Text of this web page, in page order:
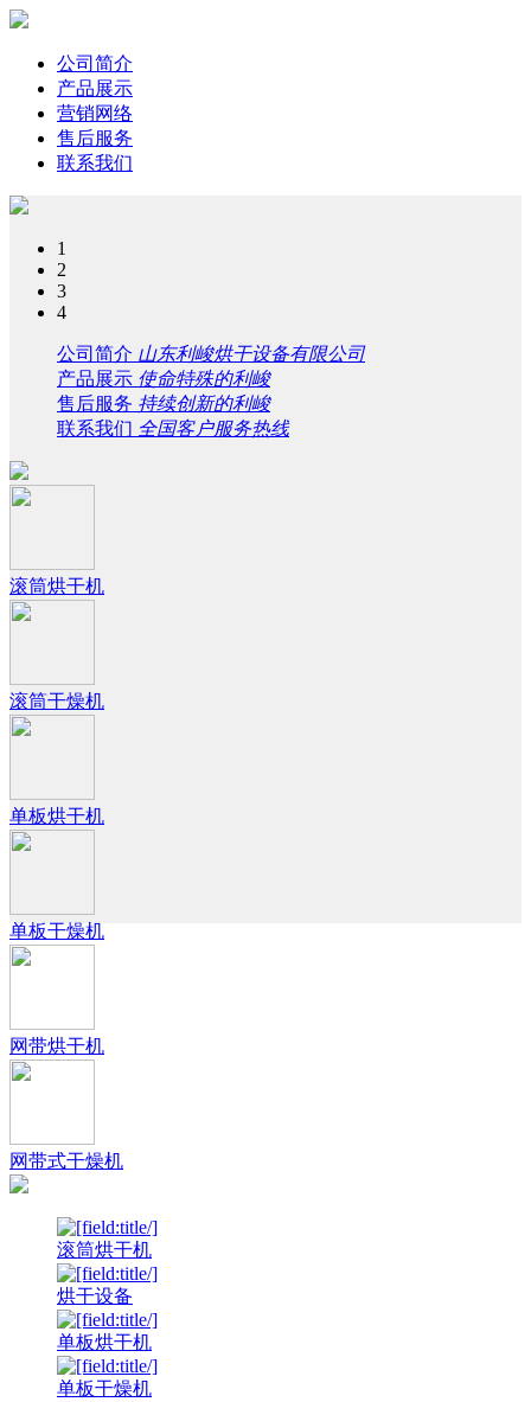
公司简介
产品展示
营销网络
售后服务
联系我们
1
2
3
4
公司简介 山东利峻烘干设备有限公司
产品展示 使命特殊的利峻
售后服务 持续创新的利峻
联系我们 全国客户服务热线
滚筒烘干机
滚筒干燥机
单板烘干机
单板干燥机
网带烘干机
网带式干燥机
滚筒烘干机
烘干设备
单板烘干机
单板干燥机